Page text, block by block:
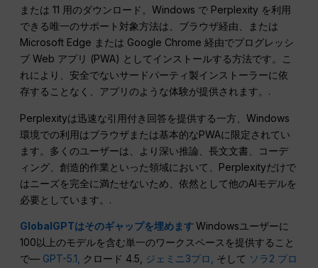
または 11 用のダウンロード。Windows で Perplexity を利用
できる唯一のサポート対象方法は、ブラウザ経由、または
Microsoft Edge または Google Chrome 経由でプログレッシ
ブ Web アプリ (PWA) としてインストールする方法です。こ
れにより、安全でないサードパーティ製インストーラーに依
存することなく、アプリのような体験が提供されます。.
Perplexityは迅速な引用付き回答を提供する一方、Windows
環境での利用はブラウザまたは基本的なPWAに限定されてい
ます。多くのユーザーは、より深い推論、長文文書、コーデ
ィング、創造的作業といった領域において、Perplexityだけで
はニーズを完全に満たせないため、依然として他のAIモデルを
必要としています。.
GlobalGPTはそのギャップを埋めますWindowsユーザーに
100以上のモデルを含む単一のワークスペースを提供すること
で— GPT-5.1, クロード 4.5, ジェミニ3プロ, そして ソラ2 プロ